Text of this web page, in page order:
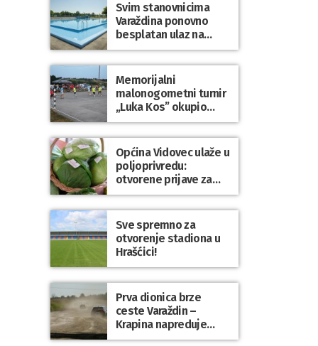
Svim stanovnicima
Varaždina ponovno
besplatan ulaz na
Gradske bazene i
Gradsko kupalište na
Dravi
Memorijalni
malonogometni turnir
„Luka Kos” okupio
brojne ekipe i
posjetitelje u Sudovcu
Općina Vidovec ulaže u
poljoprivredu:
otvorene prijave za
općinske potpore
Sve spremno za
otvorenje stadiona u
Hrašćici!
Prva dionica brze
ceste Varaždin –
Krapina napreduje
prema planu